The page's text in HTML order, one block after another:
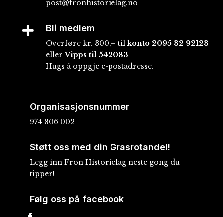
post@fronhistorielag.no
 Bli medlem
Overføre kr. 300,– tilkonto 2095 32 92123
ellerVipps til 542083
Hugs å oppgje e-postadresse.
Organisasjonsnummer
974 806 002
Støtt oss med din Grasrotandel!
Legg inn Fron Historielag neste gong du
tipper!
Følg oss på facebook